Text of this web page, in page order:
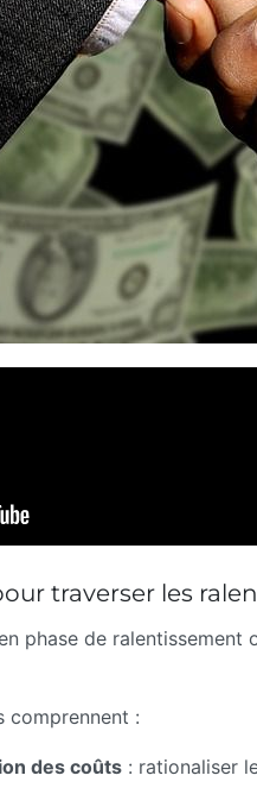
traverser les
phase de
comprennent :
des coûts : rationaliser